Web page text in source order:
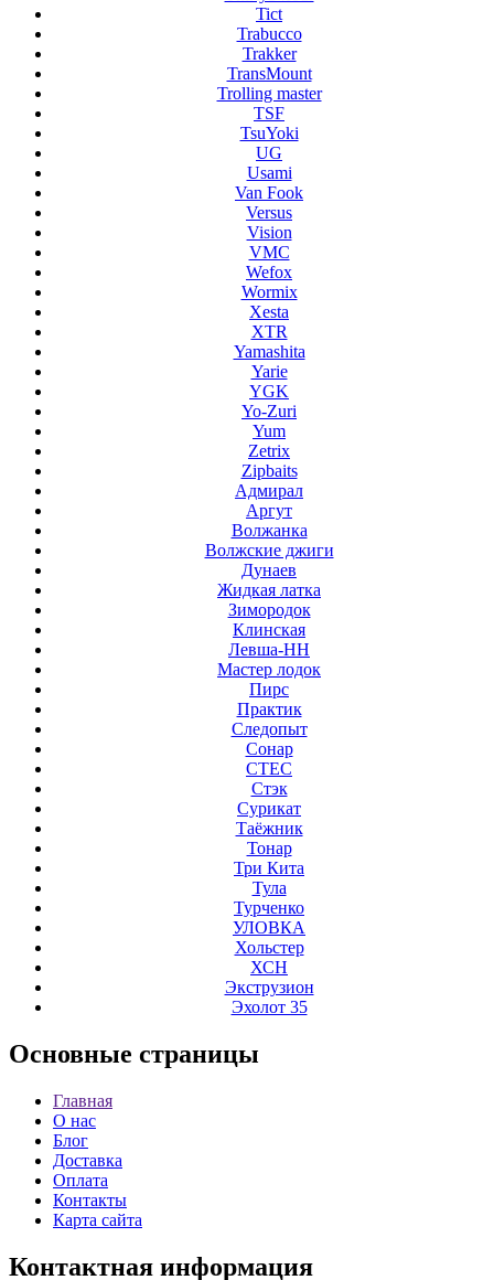
Tict
Trabucco
Trakker
TransMount
Trolling master
TSF
TsuYoki
UG
Usami
Van Fook
Versus
Vision
VMC
Wefox
Wormix
Xesta
XTR
Yamashita
Yarie
YGK
Yo-Zuri
Yum
Zetrix
Zipbaits
Адмирал
Аргут
Волжанка
Волжские джиги
Дунаев
Жидкая латка
Зимородок
Клинская
Левша-НН
Мастер лодок
Пирс
Практик
Следопыт
Сонар
СТЕС
Стэк
Сурикат
Таёжник
Тонар
Три Кита
Тула
Турченко
УЛОВКА
Хольстер
ХСН
Экструзион
Эхолот 35
Основные страницы
Главная
О нас
Блог
Доставка
Оплата
Контакты
Карта сайта
Контактная информация